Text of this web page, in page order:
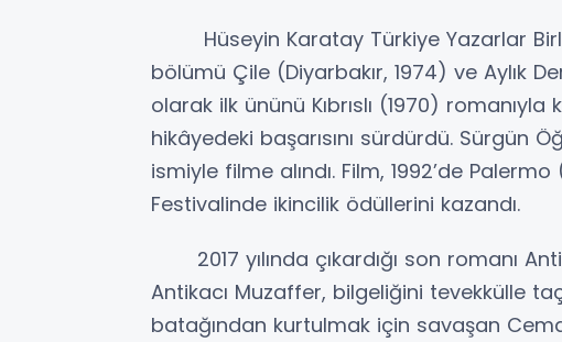
Hüseyin Karatay Türkiye Yazarlar
bölümü Çile (Diyarbakır, 1974) ve Aylık
olarak ilk ününü Kıbrıslı (1970)
hikâyedeki başarısını sürdürdü. Sürgün
ismiyle filme alındı. Film, 1992’de
Festivalinde ikincilik ödüllerini kazandı.
2017 yılında çıkardığı son romanı
Antikacı Muzaffer, bilgeliğini tevekkülle
batağından kurtulmak için savaşan